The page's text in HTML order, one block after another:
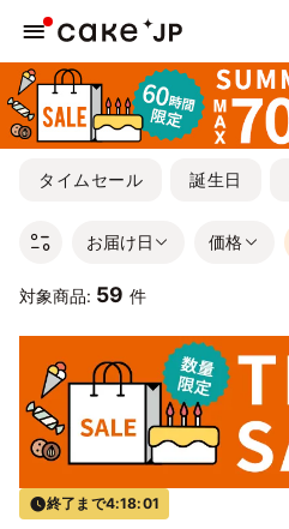
タイムセール 誕生日
お届け日 価格
対象商品: 59 件
終了まで4:18:00